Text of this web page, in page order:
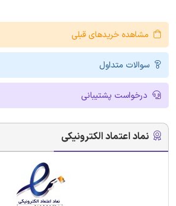
مشاهده خریدهای قبلی
سوالات متداول
درخواست پشتیبانی
نماد اعتماد الکترونیکی